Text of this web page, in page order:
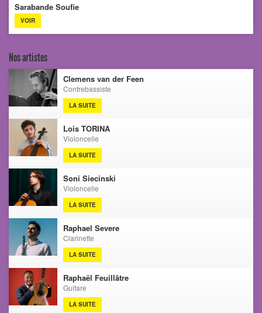
Sarabande Soufie
VOIR
Nos artistes
Clemens van der Feen
Contrebassiste
LA SUITE
Lois TORINA
Violoncelle
LA SUITE
Soni Siecinski
Violoncelle
LA SUITE
Raphael Severe
Clarinette
LA SUITE
Raphaël Feuillâtre
Guitare
LA SUITE